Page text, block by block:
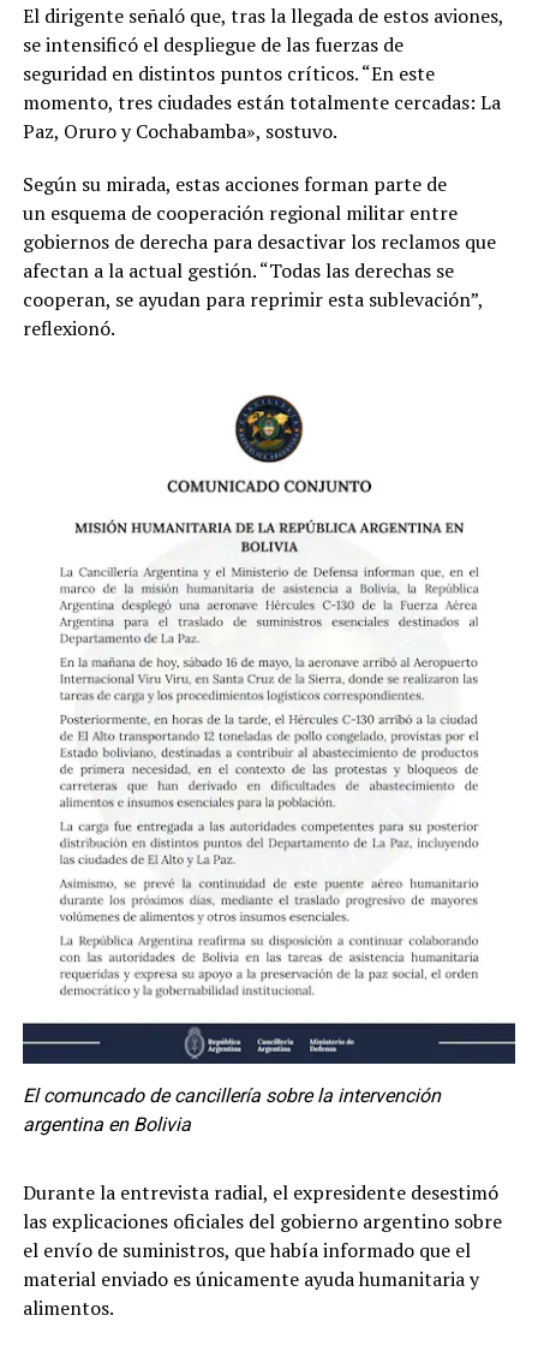
El dirigente señaló que, tras la llegada de estos aviones,
se intensificó el despliegue de las fuerzas de
seguridad en distintos puntos críticos. “En este
momento, tres ciudades están totalmente cercadas: La
Paz, Oruro y Cochabamba», sostuvo.
Según su mirada, estas acciones forman parte de
un esquema de cooperación regional militar entre
gobiernos de derecha para desactivar los reclamos que
afectan a la actual gestión. “Todas las derechas se
cooperan, se ayudan para reprimir esta sublevación”,
reflexionó.
El comuncado de cancillería sobre la intervención
argentina en Bolivia
Durante la entrevista radial, el expresidente desestimó
las explicaciones oficiales del gobierno argentino sobre
el envío de suministros, que había informado que el
material enviado es únicamente ayuda humanitaria y
alimentos.